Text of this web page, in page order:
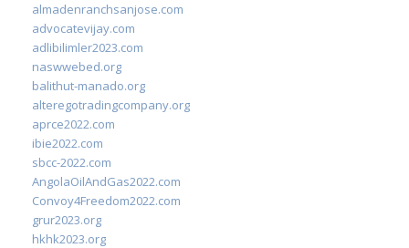
almadenranchsanjose.com
advocatevijay.com
adlibilimler2023.com
naswwebed.org
balithut-manado.org
alteregotradingcompany.org
aprce2022.com
ibie2022.com
sbcc-2022.com
AngolaOilAndGas2022.com
Convoy4Freedom2022.com
grur2023.org
hkhk2023.org